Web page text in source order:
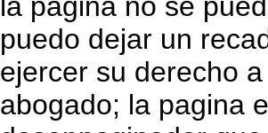
puedo dejar un
ejercer su derecho
abogado; la pagina